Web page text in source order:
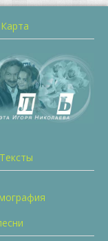
Карта
Тексты